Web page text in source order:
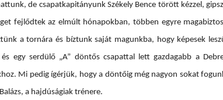
de csapatkapitányunk Székely Bence törött kézzel,
fejlődtek az elmúlt hónapokban, többen egyre
a tornára és bíztunk saját magunkba, hogy képesek
egy serdülő „A” döntős csapattal lett gazdagabb a
Mi pedig ígérjük, hogy a döntőig még nagyon sokat
a hajdúságiak trénere.